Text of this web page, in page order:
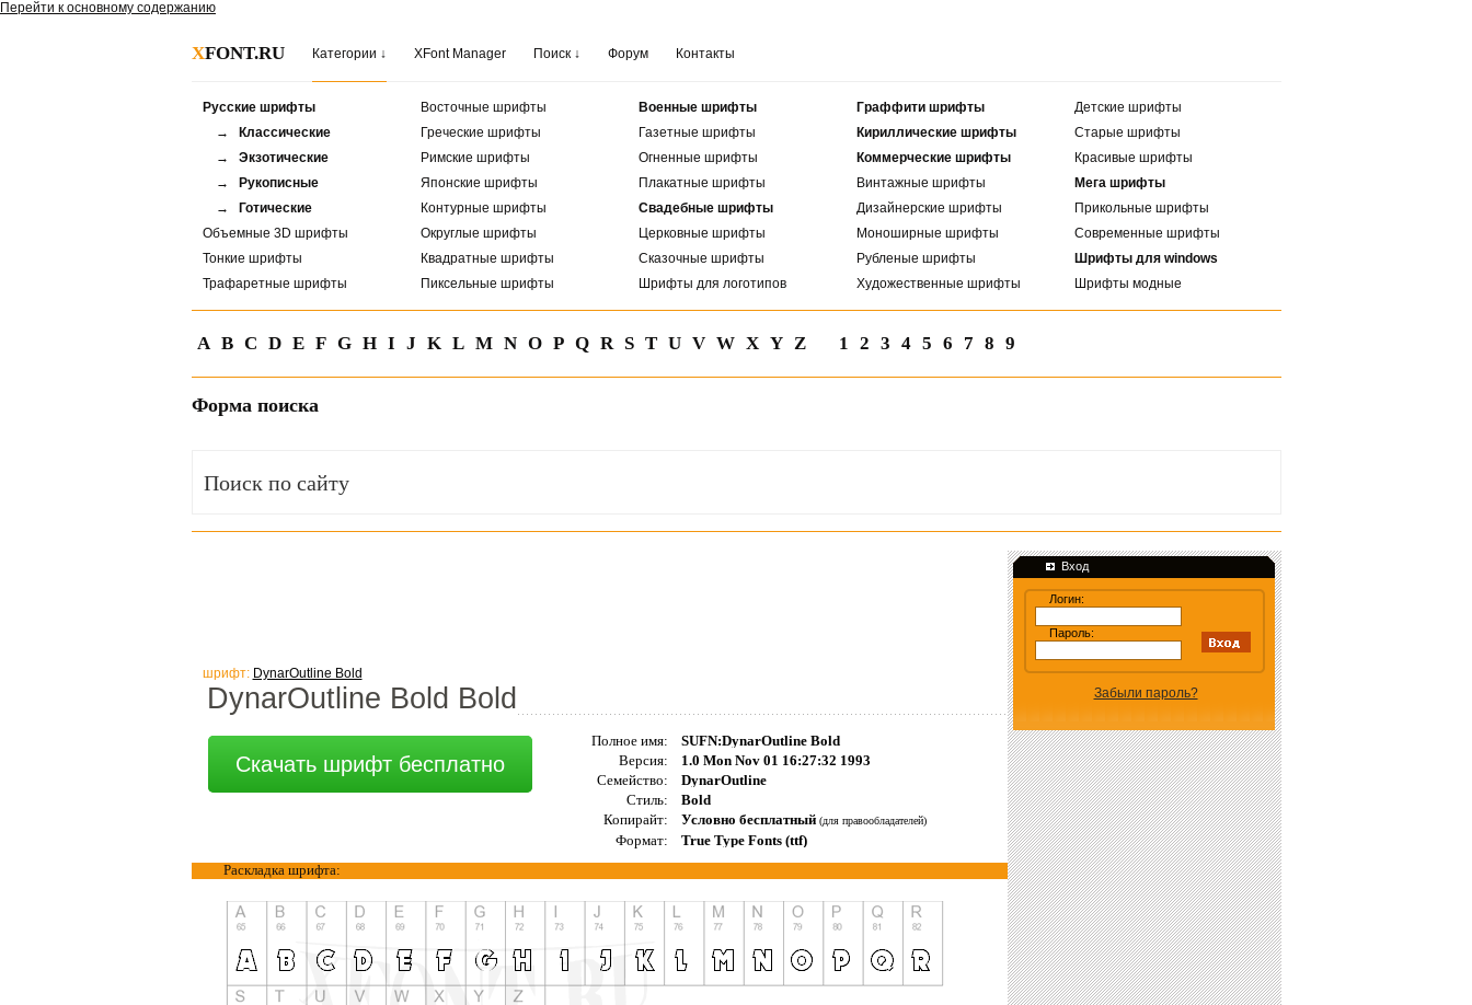
Перейти к основному содержанию
XFONT.RU Категории ↓ XFont Manager Поиск ↓ Форум Контакты
Русские шрифты
→ Классические
→ Экзотические
→ Рукописные
→ Готические
Объемные 3D шрифты
Тонкие шрифты
Трафаретные шрифты
Восточные шрифты
Греческие шрифты
Римские шрифты
Японские шрифты
Контурные шрифты
Округлые шрифты
Квадратные шрифты
Пиксельные шрифты
Военные шрифты
Газетные шрифты
Огненные шрифты
Плакатные шрифты
Свадебные шрифты
Церковные шрифты
Сказочные шрифты
Шрифты для логотипов
Граффити шрифты
Кириллические шрифты
Коммерческие шрифты
Винтажные шрифты
Дизайнерские шрифты
Моноширные шрифты
Рубленые шрифты
Художественные шрифты
Детские шрифты
Старые шрифты
Красивые шрифты
Мега шрифты
Прикольные шрифты
Современные шрифты
Шрифты для windows
Шрифты модные
A B C D E F G H I J K L M N O P Q R S T U V W X Y Z 1 2 3 4 5 6 7 8 9
Форма поиска
шрифт: DynarOutline Bold
DynarOutline Bold Bold
Скачать шрифт бесплатно
Полное имя:
SUFN:DynarOutline Bold
Версия:
1.0 Mon Nov 01 16:27:32 1993
Семейство:
DynarOutline
Стиль:
Bold
Копирайт:
Условно бесплатный (для правообладателей)
Формат:
True Type Fonts (ttf)
Раскладка шрифта:
Вход
Логин:
Пароль:
Забыли пароль?